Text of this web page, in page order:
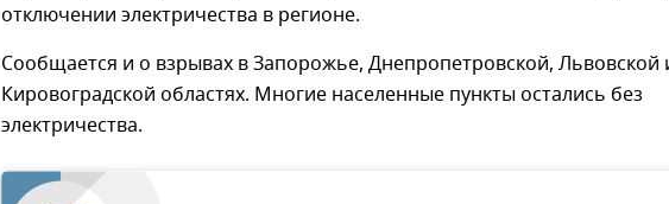
отключении электричества в регионе.
Сообщается и о взрывах в Запорожье, Днепропетровской, Львовской
Кировоградской областях. Многие населенные пункты остались без
электричества.